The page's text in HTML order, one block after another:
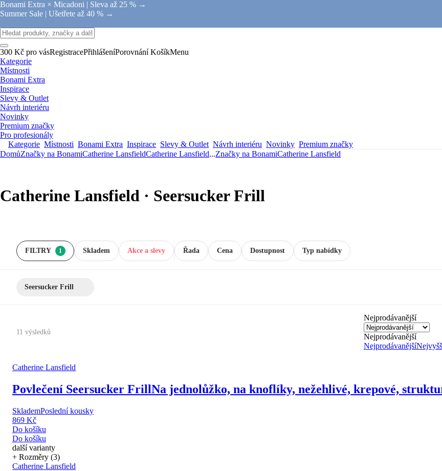
Bonami Extra × Micadoni | Sleva až 25 % →
Summer Sale | Ušetřete až 40 % →
300 Kč pro vásRegistracePřihlášeníPorovnání KošíkMenu
Kategorie
Místnosti
Bonami Extra
Inspirace
Slevy & Outlet
Návrh interiéru
Novinky
Premium značky
Pro profesionály
Kategorie Místnosti Bonami Extra Inspirace Slevy & Outlet Návrh interiéru Novinky Premium značky
DomůZnačky na BonamiCatherine LansfieldCatherine Lansfield...Značky na BonamiCatherine Lansfield
Catherine Lansfield · Seersucker Frill
FILTRY 1 Skladem Akce a slevy Řada Cena Dostupnost Typ nabídky
Seersucker Frill
11 výsledků
Nejprodávanější
Nejprodávanější
Nejprodávanější
Catherine Lansfield
Povlečení Seersucker FrillNa jednolůžko, na knoflíky, nežehlivé, krepové,
SklademPoslední kousky
869 Kč
Do košíku
Do košíku
další varianty
+ Rozměry (3)
Catherine Lansfield